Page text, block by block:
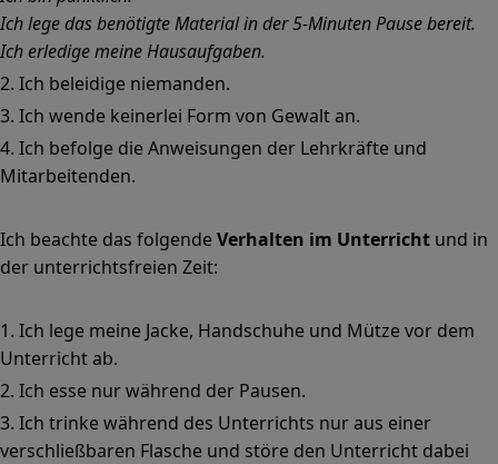
Ich lege das benötigte Material in der 5-Minuten Pause bereit.
Ich erledige meine Hausaufgaben.
Ich beleidige niemanden.
Ich wende keinerlei Form von Gewalt an.
Ich befolge die Anweisungen der Lehrkräfte und
Mitarbeitenden.
Ich beachte das folgendeVerhalten im Unterricht und in
der unterrichtsfreien Zeit:
Ich lege meine Jacke, Handschuhe und Mütze vor dem
Unterricht ab.
Ich esse nur während der Pausen.
Ich trinke während des Unterrichts nur aus einer
verschließbaren Flasche und störe den Unterricht dabei